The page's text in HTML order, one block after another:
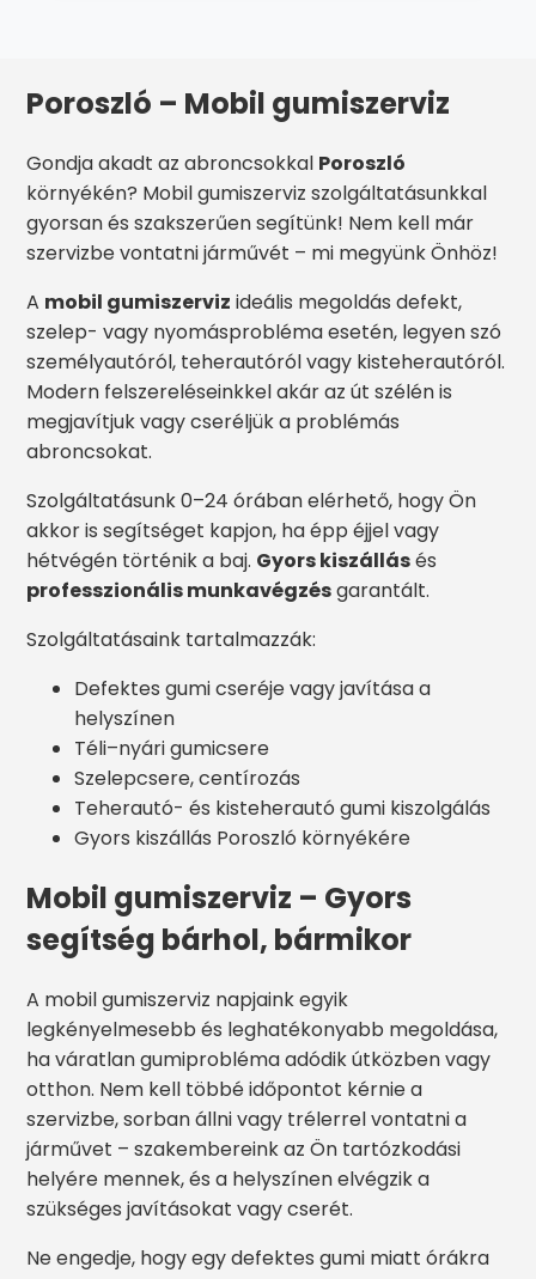
Poroszló – Mobil gumiszerviz
Gondja akadt az abroncsokkal Poroszló
környékén? Mobil gumiszerviz szolgáltatásunkkal
gyorsan és szakszerűen segítünk! Nem kell már
szervizbe vontatni járművét – mi megyünk Önhöz!
A mobil gumiszerviz ideális megoldás defekt,
szelep- vagy nyomásprobléma esetén, legyen szó
személyautóról, teherautóról vagy kisteherautóról.
Modern felszereléseinkkel akár az út szélén is
megjavítjuk vagy cseréljük a problémás
abroncsokat.
Szolgáltatásunk 0–24 órában elérhető, hogy Ön
akkor is segítséget kapjon, ha épp éjjel vagy
hétvégén történik a baj. Gyors kiszállásés
professzionális munkavégzésgarantált.
Szolgáltatásaink tartalmazzák:
Defektes gumi cseréje vagy javítása a
helyszínen
Téli–nyári gumicsere
Szelepcsere, centírozás
Teherautó- és kisteherautó gumi kiszolgálás
Gyors kiszállás Poroszló környékére
Mobil gumiszerviz – Gyors
segítség bárhol, bármikor
A mobil gumiszerviz napjaink egyik
legkényelmesebb és leghatékonyabb megoldása,
ha váratlan gumiprobléma adódik útközben vagy
otthon. Nem kell többé időpontot kérnie a
szervizbe, sorban állni vagy trélerrel vontatni a
járművet – szakembereink az Ön tartózkodási
helyére mennek, és a helyszínen elvégzik a
szükséges javításokat vagy cserét.
Ne engedje, hogy egy defektes gumi miatt órákra